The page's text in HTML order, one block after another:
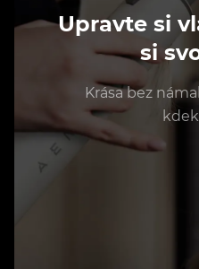
Upravte si
si
Krása bez